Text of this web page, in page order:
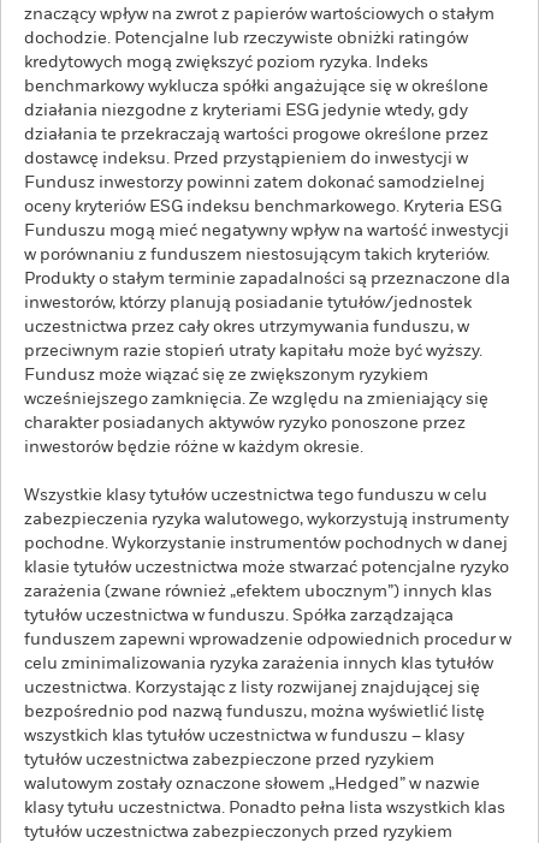
znaczący wpływ na zwrot z papierów wartościowych o stałym
dochodzie. Potencjalne lub rzeczywiste obniżki ratingów
kredytowych mogą zwiększyć poziom ryzyka. Indeks
benchmarkowy wyklucza spółki angażujące się w określone
działania niezgodne z kryteriami ESG jedynie wtedy, gdy
działania te przekraczają wartości progowe określone przez
dostawcę indeksu. Przed przystąpieniem do inwestycji w
Fundusz inwestorzy powinni zatem dokonać samodzielnej
oceny kryteriów ESG indeksu benchmarkowego. Kryteria ESG
Funduszu mogą mieć negatywny wpływ na wartość inwestycji
w porównaniu z funduszem niestosującym takich kryteriów.
Produkty o stałym terminie zapadalności są przeznaczone dla
inwestorów, którzy planują posiadanie tytułów/jednostek
uczestnictwa przez cały okres utrzymywania funduszu, w
przeciwnym razie stopień utraty kapitału może być wyższy.
Fundusz może wiązać się ze zwiększonym ryzykiem
wcześniejszego zamknięcia. Ze względu na zmieniający się
charakter posiadanych aktywów ryzyko ponoszone przez
inwestorów będzie różne w każdym okresie.
Wszystkie klasy tytułów uczestnictwa tego funduszu w celu
zabezpieczenia ryzyka walutowego, wykorzystują instrumenty
pochodne. Wykorzystanie instrumentów pochodnych w danej
klasie tytułów uczestnictwa może stwarzać potencjalne ryzyko
zarażenia (zwane również „efektem ubocznym”) innych klas
tytułów uczestnictwa w funduszu. Spółka zarządzająca
funduszem zapewni wprowadzenie odpowiednich procedur w
celu zminimalizowania ryzyka zarażenia innych klas tytułów
uczestnictwa. Korzystając z listy rozwijanej znajdującej się
bezpośrednio pod nazwą funduszu, można wyświetlić listę
wszystkich klas tytułów uczestnictwa w funduszu – klasy
tytułów uczestnictwa zabezpieczone przed ryzykiem
walutowym zostały oznaczone słowem „Hedged” w nazwie
klasy tytułu uczestnictwa. Ponadto pełna lista wszystkich klas
tytułów uczestnictwa zabezpieczonych przed ryzykiem